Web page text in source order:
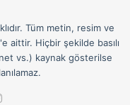
Tüm metin, resim ve
aittir. Hiçbir şekilde basılı
vs.) kaynak gösterilse
Instagram